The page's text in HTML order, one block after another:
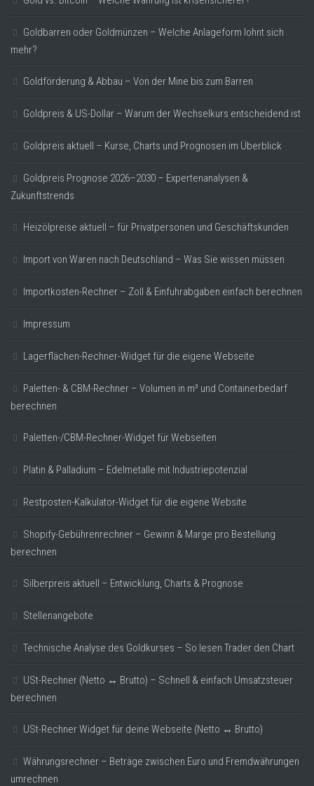
Goldbarren oder Goldmünzen – Welche Anlageform lohnt sich
mehr?
Goldförderung & Abbau – Von der Mine bis zum Barren
Goldpreis & US-Dollar – Warum der Wechselkurs entscheidend ist
Goldpreis aktuell – Kurse, Charts und Prognosen im Überblick
Goldpreis Prognose 2026–2030 – Expertenanalysen &
Zukunftstrends
Heizölpreise aktuell – für Privatpersonen und Geschäftskunden
Import von Waren nach Deutschland – Was Sie wissen müssen
Importkosten-Rechner – Zoll & Einfuhrabgaben einfach berechnen
Impressum
Lagerflächen-Rechner-Widget für die eigene Webseite
Paletten- & CBM-Rechner – Volumen in m³ und Containerbedarf
berechnen
Paletten-/CBM-Rechner-Widget für Webseiten
Platin & Palladium – Edelmetalle mit Industriepotenzial
Restposten-Kalkulator-Widget für die eigene Website
Shopify-Gebührenrechner – Gewinn & Marge pro Bestellung
berechnen
Silberpreis aktuell – Entwicklung, Charts & Prognose
Stellenangebote
Technische Analyse des Goldkurses – So lesen Trader den Chart
USt-Rechner (Netto ↔ Brutto) – Schnell & einfach Umsatzsteuer
berechnen
USt-Rechner Widget für deine Webseite (Netto ↔ Brutto)
Währungsrechner – Beträge zwischen Euro und Fremdwährungen
umrechnen